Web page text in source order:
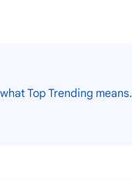
Top Trending means.